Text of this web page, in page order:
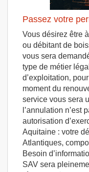
Passez votre
Vous désirez être
ou débitant de
vous sera
type de métier
d’exploitation,
moment du
service vous sera
l’annulation n’est
autorisation
Aquitaine : votre
Atlantiques,
Besoin
SAV sera